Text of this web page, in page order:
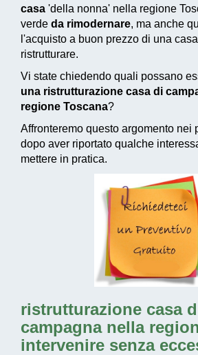
casa 'della nonna' nella regione
verde da rimodernare, ma anche
l'acquisto a buon prezzo di una
ristrutturare.
Vi state chiedendo quali possano
una ristrutturazione casa di
regione Toscana?
Affronteremo questo argomento nei
dopo aver riportato qualche
mettere in pratica.
ristrutturazione casa
campagna nella
intervenire senza